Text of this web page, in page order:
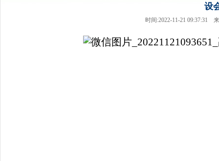
设
时间:2022-11-21 09:37:31